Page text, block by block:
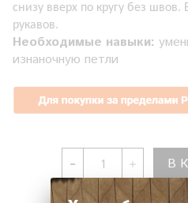
снизу вверх по кругу без
рукавов.
Необходимые навыки:
изнаночную петли
В